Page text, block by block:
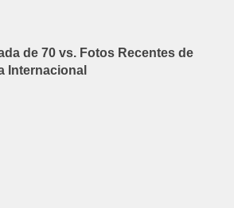
de 70 vs. Fotos Recentes de
Internacional